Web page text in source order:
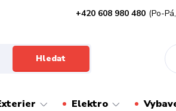
Hledat
+420 608 980 480 (Po-
Elektro